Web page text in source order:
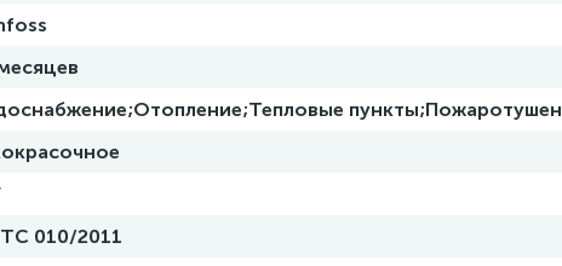
010/2011